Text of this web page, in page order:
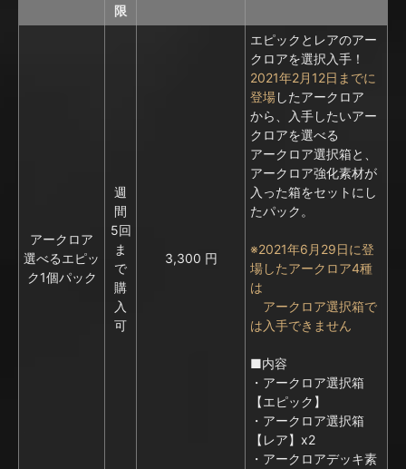
限
アークロア
選べるエピッ
ク1個パック
週
間
5回
ま
で
購
入
可
3,300 円
エピックとレアのアー
クロアを選択入手！
2021年2月12日までに
登場したアークロア
から、入手したいアー
クロアを選べる
アークロア選択箱と、
アークロア強化素材が
入った箱をセットにし
たパック。
※2021年6月29日に登
場したアークロア4種
は
アークロア選択箱で
は入手できません
■内容
・アークロア選択箱
【エピック】
・アークロア選択箱
【レア】x2
・アークロアデッキ素